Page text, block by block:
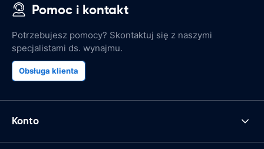
Pomoc i kontakt
Potrzebujesz pomocy? Skontaktuj się z naszymi
specjalistami ds. wynajmu.
Obsługa klienta
Konto